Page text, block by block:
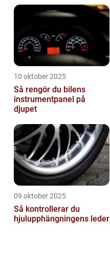
10 oktober 2025
Så rengör du bilens
instrumentpanel på
djupet
09 oktober 2025
Så kontrollerar du
hjulupphängningens leder